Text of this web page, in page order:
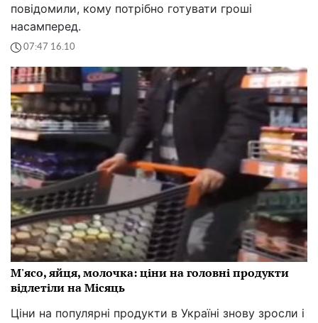
повідомили, кому потрібно готувати гроші
насамперед.
07:47 16.10
М'ясо, яйця, молочка: ціни на головні продукти
відлетіли на Місяць
Ціни на популярні продукти в Україні знову зросли і